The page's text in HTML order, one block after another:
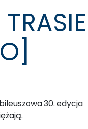
30. edycja